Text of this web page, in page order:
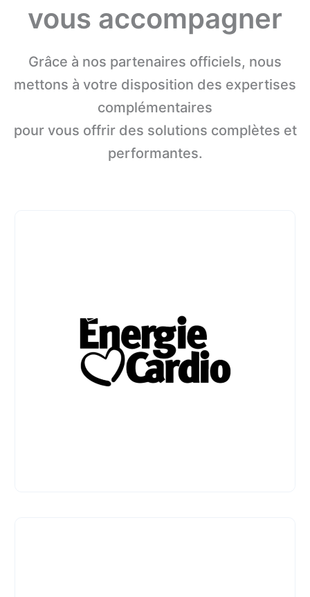
vous accompagner
Grâce à nos partenaires officiels, nous
mettons à votre disposition des expertises
complémentaires
pour vous offrir des solutions complètes et
performantes.